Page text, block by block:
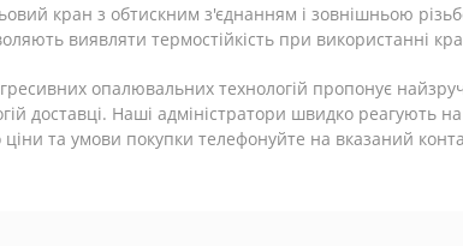
кран з обтискним з'єднанням і зовнішньою
виявляти термостійкість при використанні
опалювальних технологій пропонує
доставці. Наші адміністратори швидко реагують
та умови покупки телефонуйте на вказаний